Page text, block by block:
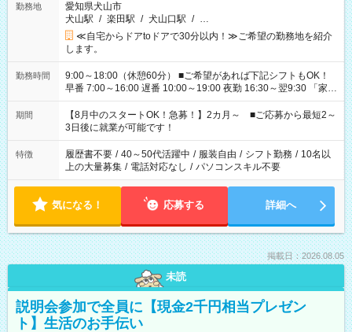
勤務地
愛知県犬山市
犬山駅 / 楽田駅 / 犬山口駅 / …
≪自宅からドアtoドアで30分以内！≫ご希望の勤務地を紹介
します。
勤務時間
9:00～18:00（休憩60分） ■ご希望があれば下記シフトもOK！
早番 7:00～16:00 遅番 10:00～19:00 夜勤 16:30～翌9:30 「家族
と休みを合わせたい」 「余裕を持って夕飯の準備がしたい」
「できれば残業はしたくない」 など、ご希望を教えてください
ね。 ※Wワーク希望の方へ 今ご覧のお仕事で希望する勤務時間
と、もう1つのお仕事の勤務時間。 合計で週40時間を超える場
合は応募できません。
期間
【8月中のスタートOK！急募！】2カ月～ ■ご応募から最短2～
3日後に就業が可能です！
特徴 履歴書不要 / 40～50代活躍中 / 服装自由 / シフト勤務 / 10名以
上の大量募集 / 電話対応なし / パソコンスキル不要
気になる！ 応募する 詳細へ
掲載日：2026.08.05
未読
説明会参加で全員に【現金2千円相当プレゼン
ト】生活のお手伝い